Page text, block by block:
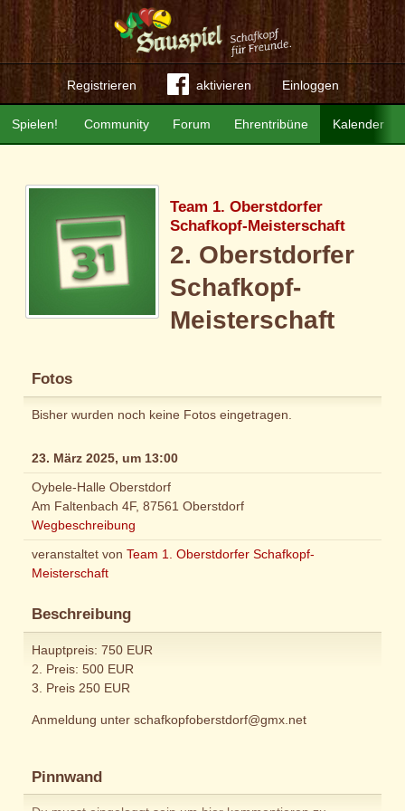
Registrieren aktivieren Einloggen
Community Forum Ehrentribüne Kalender
Spielen!
Team 1. Oberstdorfer
Schafkopf-Meisterschaft
2. Oberstdorfer
Schafkopf-
Meisterschaft
Fotos
Bisher wurden noch keine Fotos eingetragen.
23. März 2025, um 13:00
Oybele-Halle Oberstdorf
Am Faltenbach 4F, 87561 Oberstdorf
Wegbeschreibung
veranstaltet von Team 1. Oberstdorfer Schafkopf-
Meisterschaft
Beschreibung
Hauptpreis: 750 EUR
2. Preis: 500 EUR
3. Preis 250 EUR
Anmeldung unter schafkopfoberstdorf@gmx.net
Pinnwand